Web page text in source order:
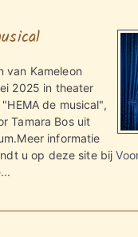
van Kameleon
2025 in theater
de musical",
Tamara Bos uit
informatie
u op deze site bij